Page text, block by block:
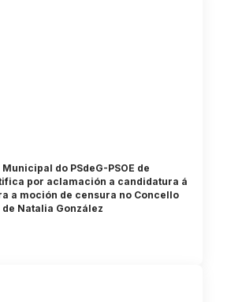
do PSdeG-PSOE de
por aclamación a candidatura á
a moción de censura no Concello
de Natalia González